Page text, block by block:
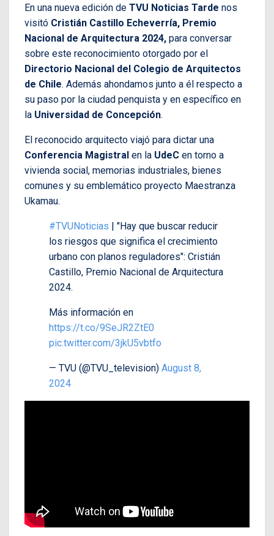
En una nueva edición de TVU Noticias Tarde nos
visitó Cristián Castillo Echeverría, Premio
Nacional de Arquitectura 2024, para conversar
sobre este reconocimiento otorgado por el
Directorio Nacional del Colegio de Arquitectos
de Chile. Además ahondamos junto a él respecto a
su paso por la ciudad penquista y en específico en
la Universidad de Concepción.
El reconocido arquitecto viajó para dictar una
Conferencia Magistral en la UdeC en torno a
vivienda social, memorias industriales, bienes
comunes y su emblemático proyecto Maestranza
Ukamau.
#TVUNoticias | "Hay que buscar reducir
los riesgos que significa el crecimiento
urbano con planos reguladores": Cristián
Castillo, Premio Nacional de Arquitectura
2024.
Más información en
https://t.co/9SeJR2ZtE0
pic.twitter.com/3jkU5vbtfo
— TVU (@TVU_television) August 8,
2024